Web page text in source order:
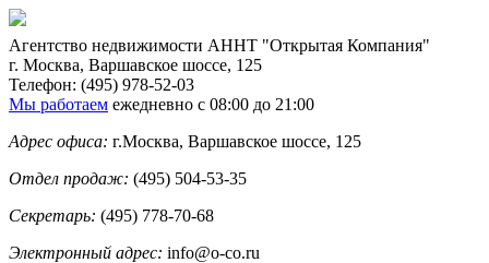
Агентство недвижимости АННТ "Открытая Компания"
г. Москва, Варшавское шоссе, 125
Телефон: (495) 978-52-03
Мы работаем ежедневно с 08:00 до 21:00
Адрес офиса: г.Москва, Варшавское шоссе, 125
Отдел продаж: (495) 504-53-35
Секретарь: (495) 778-70-68
Электронный адрес: info@o-co.ru